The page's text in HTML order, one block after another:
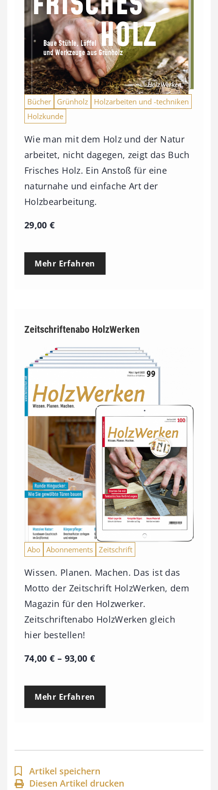
Bücher Grünholz
Holzarbeiten und -techniken
Holzkunde
Wie man mit dem Holz und der Natur
arbeitet, nicht dagegen, zeigt das Buch
Frisches Holz. Ein Anstoß für eine
naturnahe und einfache Art der
Holzbearbeitung.
29,00€
Mehr Erfahren
Zeitschriftenabo HolzWerken
Abo Abonnements Zeitschrift
Wissen. Planen. Machen. Das ist das
Motto der Zeitschrift HolzWerken, dem
Magazin für den Holzwerker.
Zeitschriftenabo HolzWerken gleich
hier bestellen!
74,00€ – 93,00 €P
e
p
a
n
Mehr Erfahren
Artikel speichern
Diesen Artikel drucken